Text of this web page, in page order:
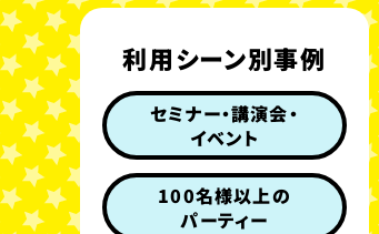
利用シーン別事例
セミナー・講演会・
イベント
100名様以上の
パーティー